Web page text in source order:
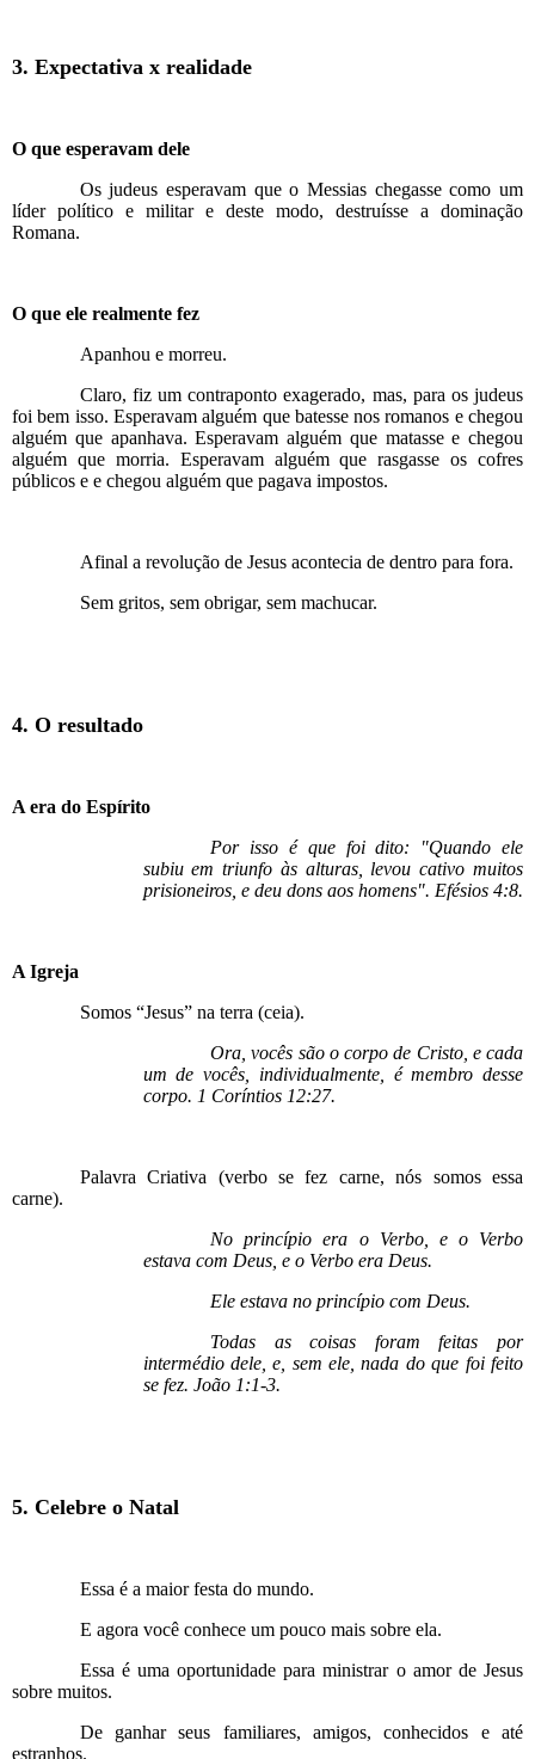
3. Expectativa x realidade
O que esperavam dele
Os judeus esperavam que o Messias chegasse como um
líder político e militar e deste modo, destruísse a dominação
Romana.
O que ele realmente fez
Apanhou e morreu.
Claro, fiz um contraponto exagerado, mas, para os judeus
foi bem isso. Esperavam alguém que batesse nos romanos e chegou
alguém que apanhava. Esperavam alguém que matasse e chegou
alguém que morria. Esperavam alguém que rasgasse os cofres
públicos e e chegou alguém que pagava impostos.
Afinal a revolução de Jesus acontecia de dentro para fora.
Sem gritos, sem obrigar, sem machucar.
4. O resultado
A era do Espírito
Por isso é que foi dito: "Quando ele
subiu em triunfo às alturas, levou cativo muitos
prisioneiros, e deu dons aos homens". Efésios 4:8.
A Igreja
Somos “Jesus” na terra (ceia).
Ora, vocês são o corpo de Cristo, e cada
um de vocês, individualmente, é membro desse
corpo. 1 Coríntios 12:27.
Palavra Criativa (verbo se fez carne, nós somos essa
carne).
No princípio era o Verbo, e o Verbo
estava com Deus, e o Verbo era Deus.
Ele estava no princípio com Deus.
Todas as coisas foram feitas por
intermédio dele, e, sem ele, nada do que foi feito
se fez. João 1:1-3.
5. Celebre o Natal
Essa é a maior festa do mundo.
E agora você conhece um pouco mais sobre ela.
Essa é uma oportunidade para ministrar o amor de Jesus
sobre muitos.
De ganhar seus familiares, amigos, conhecidos e até
estranhos.